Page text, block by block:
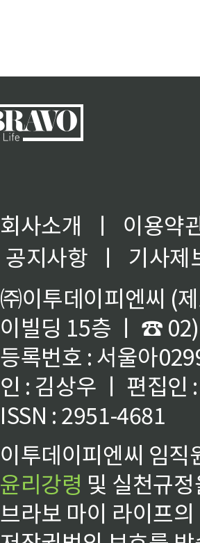
회사소개 ㅣ
이용약
공지사항
ㅣ
기사제
㈜이투데이피엔씨 (
이빌딩 15층 ㅣ ☎
등록번호 : 서울아
인 : 김상우 ㅣ 편집인
ISSN : 2951-4681
이투데이피엔씨 임
윤리강령 및 실천규
브라보 마이 라이프